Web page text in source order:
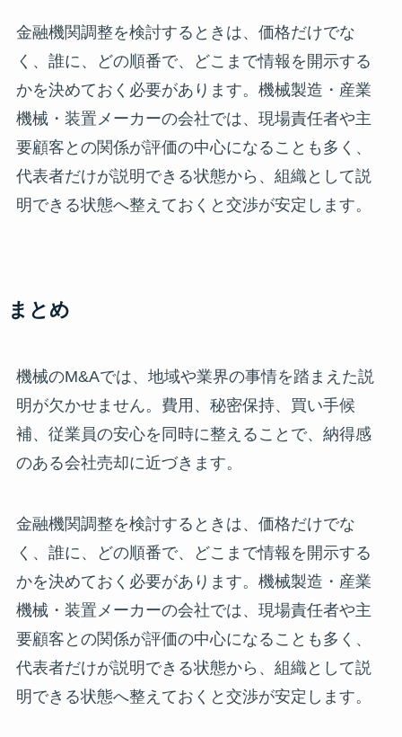
金融機関調整を検討するときは、価格だけでな
く、誰に、どの順番で、どこまで情報を開示する
かを決めておく必要があります。機械製造・産業
機械・装置メーカーの会社では、現場責任者や主
要顧客との関係が評価の中心になることも多く、
代表者だけが説明できる状態から、組織として説
明できる状態へ整えておくと交渉が安定します。
まとめ
機械のM&Aでは、地域や業界の事情を踏まえた説
明が欠かせません。費用、秘密保持、買い手候
補、従業員の安心を同時に整えることで、納得感
のある会社売却に近づきます。
金融機関調整を検討するときは、価格だけでな
く、誰に、どの順番で、どこまで情報を開示する
かを決めておく必要があります。機械製造・産業
機械・装置メーカーの会社では、現場責任者や主
要顧客との関係が評価の中心になることも多く、
代表者だけが説明できる状態から、組織として説
明できる状態へ整えておくと交渉が安定します。